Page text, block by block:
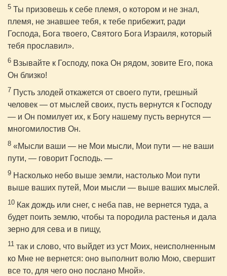
5 Ты призовешь к себе племя, о котором и не знал,
племя, не знавшее тебя, к тебе прибежит, ради
Господа, Бога твоего, Святого Бога Израиля, который
тебя прославил».
6 Взывайте к Господу, пока Он рядом, зовите Его, пока
Он близко!
7 Пусть злодей откажется от своего пути, грешный
человек — от мыслей своих, пусть вернутся к Господу
— и Он помилует их, к Богу нашему пусть вернутся —
многомилостив Он.
8 «Мысли ваши — не Мои мысли, Мои пути — не ваши
пути, — говорит Господь. —
9 Насколько небо выше земли, настолько Мои пути
выше ваших путей, Мои мысли — выше ваших мыслей.
10 Как дождь или снег, с неба пав, не вернется туда, а
будет поить землю, чтобы та породила растенья и дала
зерно для сева и в пищу,
11 так и слово, что выйдет из уст Моих, неисполненным
ко Мне не вернется: оно выполнит волю Мою, свершит
все то, для чего оно послано Мной».